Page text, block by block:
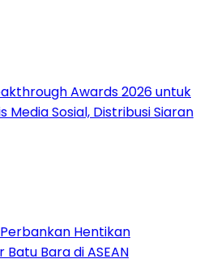
Awards 2026 untuk
Media Sosial, Distribusi Siaran
Hentikan
Bara di ASEAN